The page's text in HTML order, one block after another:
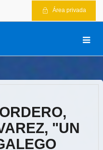
Área privada
"UN